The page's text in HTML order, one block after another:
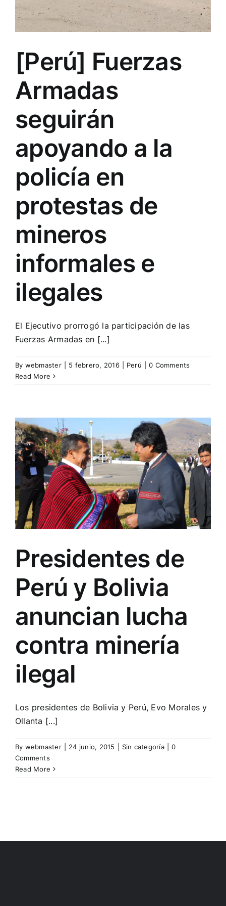
[Perú] Fuerzas
Armadas
seguirán
apoyando a la
policía en
protestas de
mineros
informales e
ilegales
El Ejecutivo prorrogó la participación de las
Fuerzas Armadas en [...]
By webmaster 5 febrero, 2016 Perú
0 Comments
Read More
Presidentes de
Perú y Bolivia
anuncian lucha
contra minería
ilegal
Los presidentes de Bolivia y Perú, Evo Morales y
Ollanta [...]
By webmaster 24 junio, 2015 Sin categoría
0
Comments
Read More